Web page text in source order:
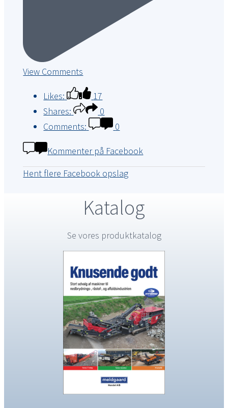
View Comments
Likes:
17
Shares:
0
Comments:
0
Kommenter på Facebook
Hent flere Facebook opslag
Katalog
Se vores produktkatalog